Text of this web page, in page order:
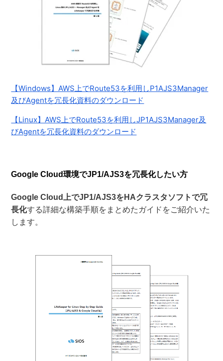
【Windows】AWS上でRoute53を利用しP1AJS3Manager
及びAgentを冗長化資料のダウンロード
【Linux】AWS上でRoute53を利用しJP1AJS3Manager及
びAgentを冗長化資料のダウンロード
Google Cloud環境でJP1/AJS3を冗長化したい方
Google Cloud上でJP1/AJS3を HAクラスタソフトで冗
長化する詳細な構築手順をまとめたガイドをご紹介いた
します。